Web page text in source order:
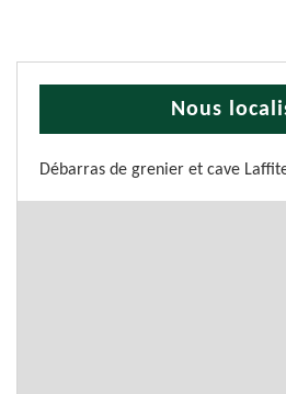
Nous
Débarras de grenier et cave